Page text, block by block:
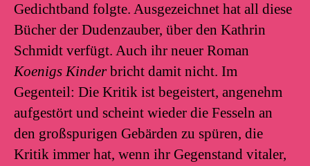
Gedichtband folgte. Ausgezeichnet hat all diese
Bücher der Dudenzauber, über den Kathrin
Schmidt verfügt. Auch ihr neuer Roman
Koenigs Kinderbricht damit nicht. Im
Gegenteil: Die Kritik ist begeistert, angenehm
aufgestört und scheint wieder die Fesseln an
den großspurigen Gebärden zu spüren, die
Kritik immer hat, wenn ihr Gegenstand vitaler,